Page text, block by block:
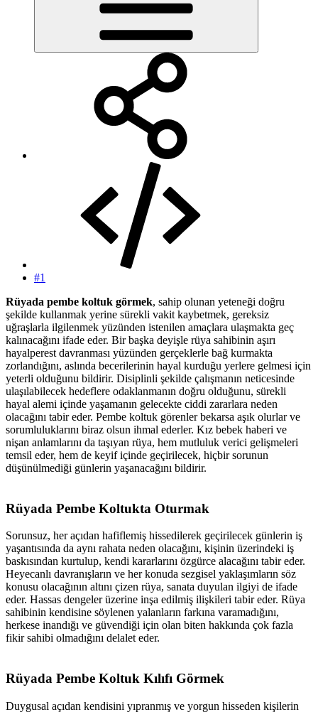
#1
Rüyada pembe koltuk görmek, sahip olunan yeteneği doğru
şekilde kullanmak yerine sürekli vakit kaybetmek, gereksiz
uğraşlarla ilgilenmek yüzünden istenilen amaçlara ulaşmakta geç
kalınacağını ifade eder. Bir başka deyişle rüya sahibinin aşırı
hayalperest davranması yüzünden gerçeklerle bağ kurmakta
zorlandığını, aslında becerilerinin hayal kurduğu yerlere gelmesi için
yeterli olduğunu bildirir. Disiplinli şekilde çalışmanın neticesinde
ulaşılabilecek hedeflere odaklanmanın doğru olduğunu, sürekli
hayal alemi içinde yaşamanın gelecekte ciddi zararlara neden
olacağını tabir eder. Pembe koltuk görenler bekarsa aşık olurlar ve
sorumluluklarını biraz olsun ihmal ederler. Kız bebek haberi ve
nişan anlamlarını da taşıyan rüya, hem mutluluk verici gelişmeleri
temsil eder, hem de keyif içinde geçirilecek, hiçbir sorunun
düşünülmediği günlerin yaşanacağını bildirir.
Rüyada Pembe Koltukta Oturmak​
Sorunsuz, her açıdan hafiflemiş hissedilerek geçirilecek günlerin iş
yaşantısında da aynı rahata neden olacağını, kişinin üzerindeki iş
baskısından kurtulup, kendi kararlarını özgürce alacağını tabir eder.
Heyecanlı davranışların ve her konuda sezgisel yaklaşımların söz
konusu olacağının altını çizen rüya, sanata duyulan ilgiyi de ifade
eder. Hassas dengeler üzerine inşa edilmiş ilişkileri tabir eder. Rüya
sahibinin kendisine söylenen yalanların farkına varamadığını,
herkese inandığı ve güvendiği için olan biten hakkında çok fazla
fikir sahibi olmadığını delalet eder.
Rüyada Pembe Koltuk Kılıfı Görmek​
Duygusal açıdan kendisini yıpranmış ve yorgun hisseden kişilerin